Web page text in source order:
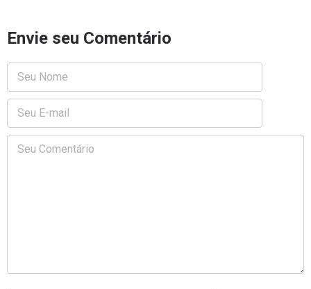
Envie seu Comentário